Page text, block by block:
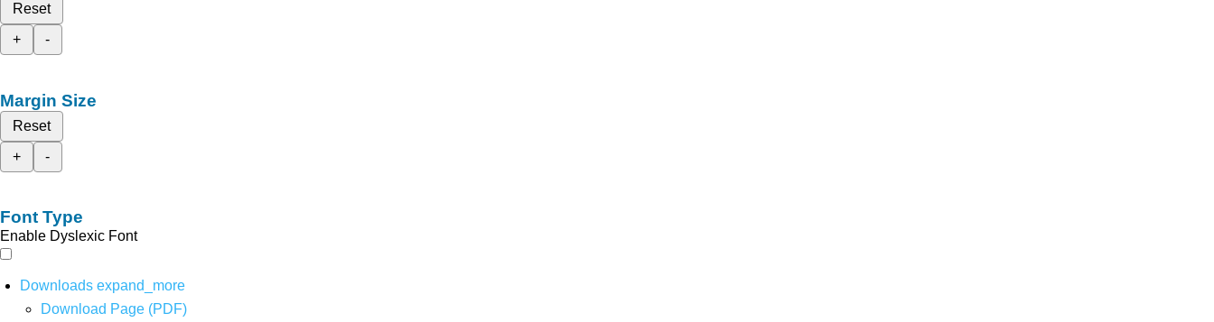
Reset
+
-
Margin Size
Reset
+
-
Font Type
Enable Dyslexic Font
Downloads expand_more
Download Page (PDF)